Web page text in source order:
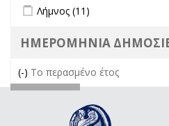
Apply Λήμνος filter
Λήμνος (11)
ΗΜΕΡΟΜΗΝΙΑ
(-) Remove Το περασμένο έτος
Το περασμένο έτος